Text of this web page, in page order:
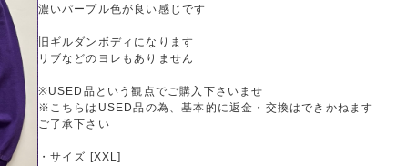
濃いパープル色が良い感じです
旧ギルダンボディになります
リブなどのヨレもありません
※USED品という観点でご購入下さいませ
※こちらはUSED品の為、基本的に返金・交換はできかねます
ご了承下さい
・サイズ [XXL]